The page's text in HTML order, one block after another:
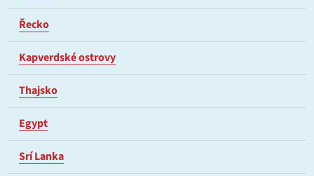
Řecko
Kapverdské ostrovy
Thajsko
Egypt
Srí Lanka